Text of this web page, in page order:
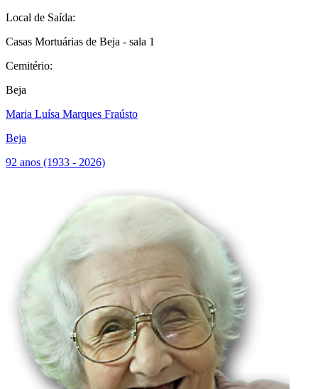
Local de Saída:
Casas Mortuárias de Beja - sala 1
Cemitério:
Beja
Maria Luísa Marques Fraústo
Beja
92 anos (1933 - 2026)